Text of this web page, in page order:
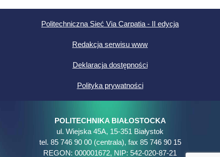
Politechniczna Sieć Via Carpatia - II edycja
Redakcja serwisu www
Deklaracja dostępności
Polityka prywatności
POLITECHNIKA BIAŁOSTOCKA
ul. Wiejska 45A, 15-351 Białystok
tel. 85 746 90 00 (centrala), fax 85 746 90 15
REGON: 000001672, NIP: 542-020-87-21